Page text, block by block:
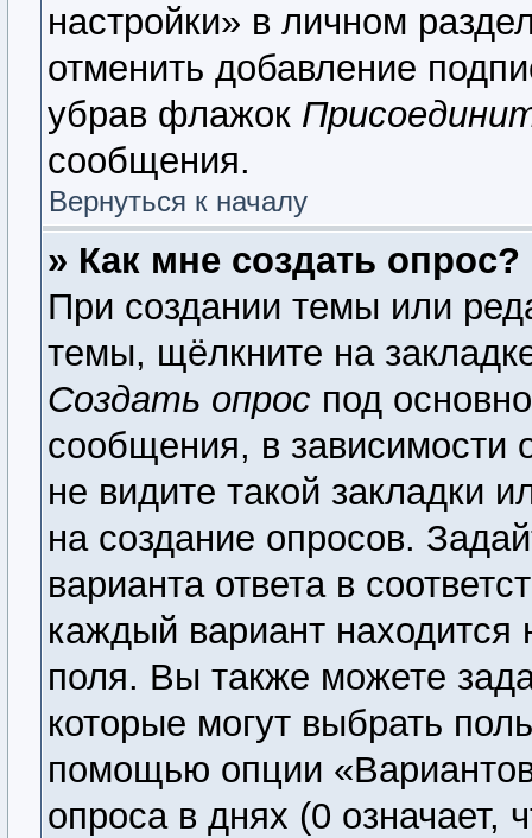
настройки» в личном
отменить добавление
убрав флажок
сообщения.
Вернуться к началу
» Как мне создать опрос?
При создании темы или
темы, щёлкните на
Создать опрос под
сообщения, в зависимости
не видите такой закладки
на создание опросов.
варианта ответа в
каждый вариант находится
поля. Вы также можете
которые могут выбрать
помощью опции
опроса в днях (0 означает,